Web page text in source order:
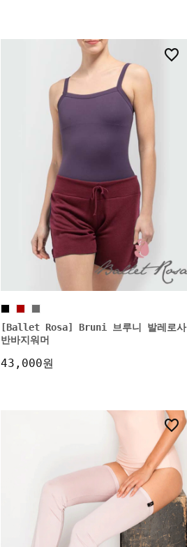
[Ballet Rosa] Bruni 브루니 발레로사
반바지워머
43,000원
21